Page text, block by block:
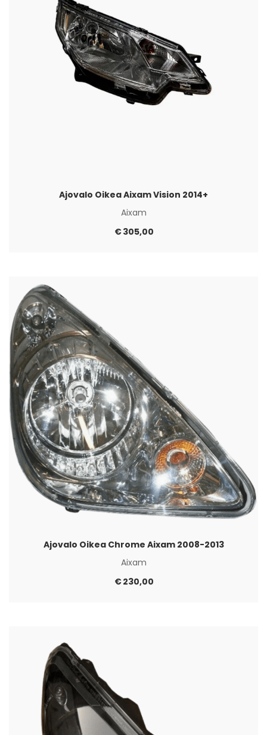
Ajovalo Oikea Aixam Vision 2014+
Aixam
€305,00
Ajovalo Oikea Chrome Aixam 2008-2013
Aixam
€230,00